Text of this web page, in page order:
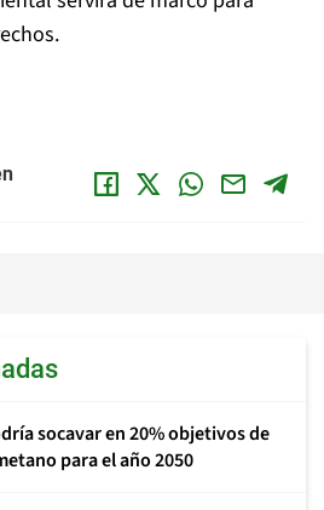
socavar en 20% objetivos de
para el año 2050